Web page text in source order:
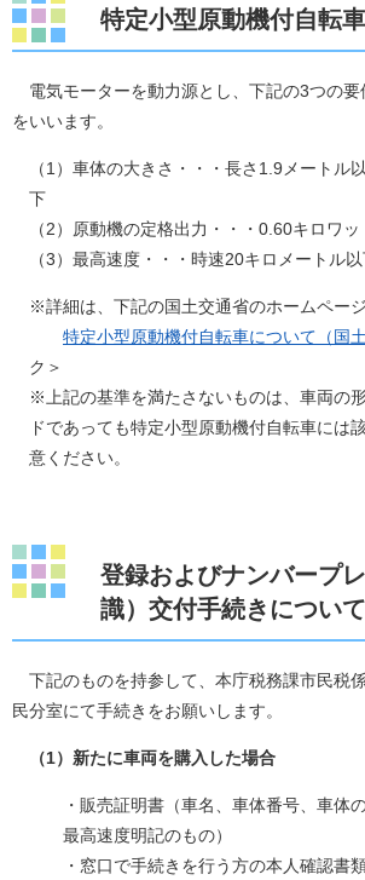
特定小型原動機付自転
電気モーターを動力源とし、下記の3つの要
をいいます。
（1）車体の大きさ・・・長さ1.9メートル
下
（2）原動機の定格出力・・・0.60キロワ
（3）最高速度・・・時速20キロメートル
※詳細は、下記の国土交通省のホームペー
特定小型原動機付自転車について（国土
ク＞
※上記の基準を満たさないものは、車両の
ドであっても特定小型原動機付自転車には
意ください。
登録およびナンバープ
識）交付手続きについて
下記のものを持参して、本庁税務課市民税
民分室にて手続きをお願いします。
（1）新たに車両を購入した場合
・販売証明書（車名、車体番号、車体
最高速度明記のもの）
・窓口で手続きを行う方の本人確認書